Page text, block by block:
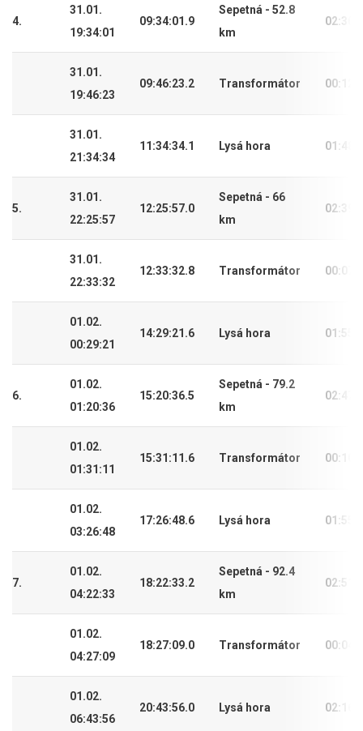
4.
31.01.
19:34:01
09:34:01.9
Sepetná - 52.8
km
31.01.
19:46:23
09:46:23.2 Transformátor
31.01.
21:34:34
11:34:34.1 Lysá hora
5.
31.01.
22:25:57
12:25:57.0
Sepetná - 66
km
31.01.
22:33:32
12:33:32.8 Transformátor
01.02.
00:29:21
14:29:21.6 Lysá hora
6.
01.02.
01:20:36
15:20:36.5
Sepetná - 79.2
km
01.02.
01:31:11
15:31:11.6 Transformátor
01.02.
03:26:48
17:26:48.6 Lysá hora
7.
01.02.
04:22:33
18:22:33.2
Sepetná - 92.4
km
01.02.
04:27:09
18:27:09.0 Transformátor
01.02.
06:43:56
20:43:56.0 Lysá hora